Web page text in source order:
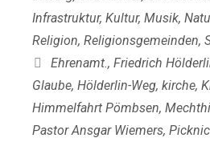
Infrastruktur, Kultur, Musik,
Religion, Religionsgemeinden,
Schlagwörter
Ehrenamt., Friedrich
Glaube, Hölderlin-Weg, kirche,
Himmelfahrt Pömbsen,
Pastor Ansgar Wiemers,